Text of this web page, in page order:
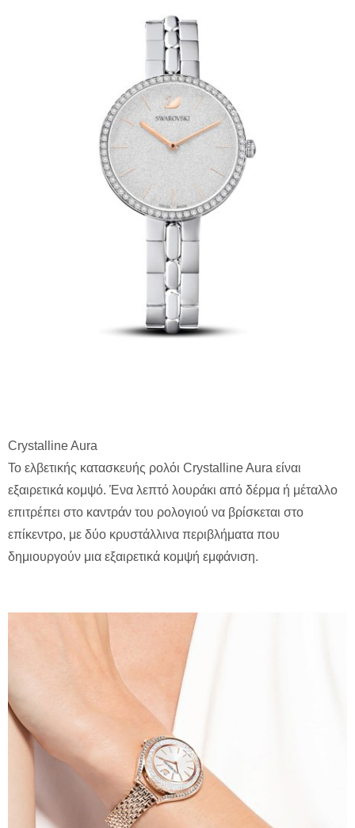
Crystalline Aura
Το ελβετικής κατασκευής ρολόι Crystalline Aura είναι
εξαιρετικά κομψό. Ένα λεπτό λουράκι από δέρμα ή μέταλλο
επιτρέπει στο καντράν του ρολογιού να βρίσκεται στο
επίκεντρο, με δύο κρυστάλλινα περιβλήματα που
δημιουργούν μια εξαιρετικά κομψή εμφάνιση.